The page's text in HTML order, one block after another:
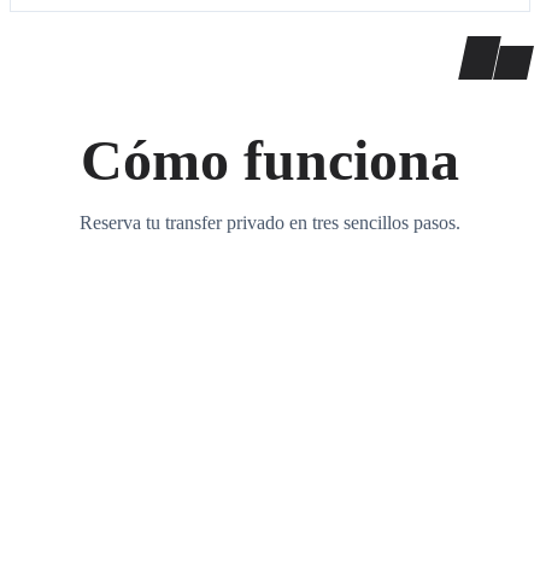
Cómo funciona
Reserva tu transfer privado en tres sencillos pasos.